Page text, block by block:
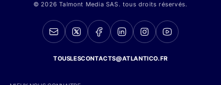
© 2026 Talmont Media SAS. tous droits réservés.
TOUSLESCONTACTS@ATLANTICO.FR